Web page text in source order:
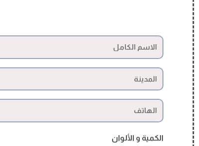
الكمية و الألوان